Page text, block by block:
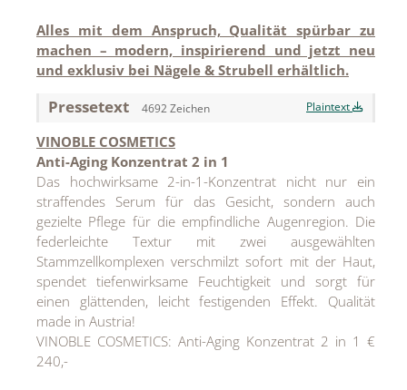
Alles mit dem Anspruch, Qualität spürbar zu
machen – modern, inspirierend und jetzt neu
und exklusiv bei Nägele & Strubell erhältlich.
Pressetext 4692 Zeichen Plaintext
VINOBLE COSMETICS
Anti-Aging Konzentrat 2 in 1
Das hochwirksame 2-in-1-Konzentrat nicht nur ein
straffendes Serum für das Gesicht, sondern auch
gezielte Pflege für die empfindliche Augenregion. Die
federleichte Textur mit zwei ausgewählten
Stammzellkomplexen verschmilzt sofort mit der Haut,
spendet tiefenwirksame Feuchtigkeit und sorgt für
einen glättenden, leicht festigenden Effekt. Qualität
made in Austria!
VINOBLE COSMETICS: Anti-Aging Konzentrat 2 in 1 €
240,-